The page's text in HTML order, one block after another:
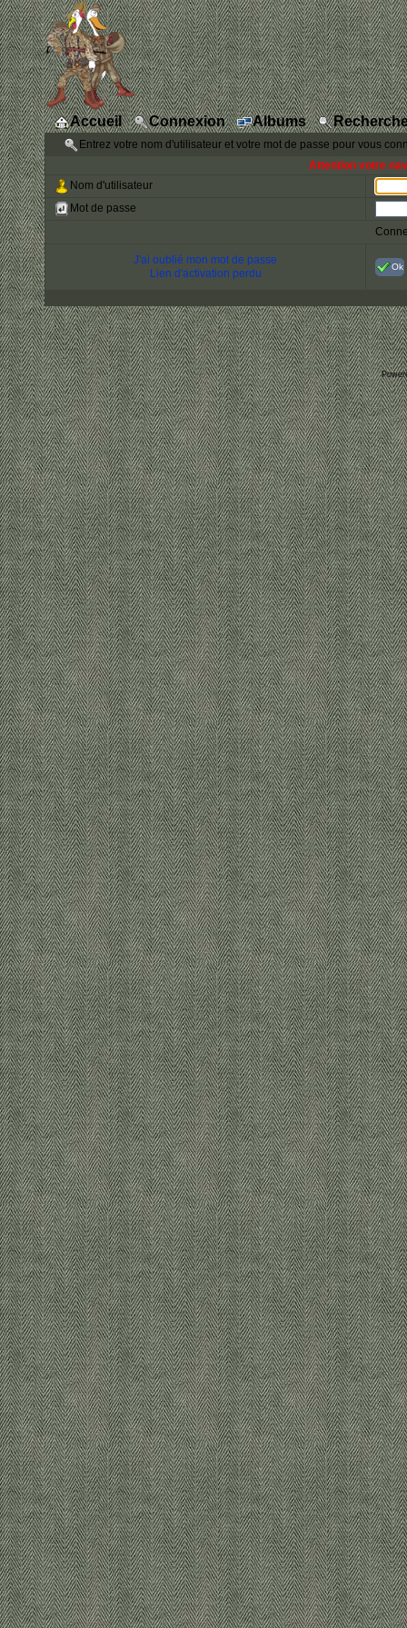
Accueil Connexion Albums
Entrez votre nom d'utilisateur et votre mot de passe pour vous
Attention votre
Nom d'utilisateur
Mot de passe
J'ai oublié mon mot de passe
Lien d'activation perdu
Ok